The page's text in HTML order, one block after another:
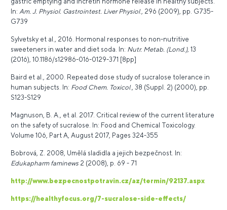
In: Am. J. Physiol. Gastrointest. Liver Physiol., 296 (2009), pp. G735-
G739
Sylvetsky et al., 2016. Hormonal responses to non-nutritive
sweeteners in water and diet soda. In: Nutr. Metab. (Lond.), 13
(2016), 10.1186/s12986-016-0129-371 [8pp]
Baird et al., 2000. Repeated dose study of sucralose tolerance in
human subjects. In: Food Chem. Toxicol., 38 (Suppl. 2) (2000), pp.
S123-S129
Magnuson, B. A., et al. 2017. Critical review of the current literature
on the safety of sucralose. In: Food and Chemical Toxicology.
Volume 106, Part A, August 2017, Pages 324-355
Bobrová, Z. 2008, Umělá sladidla a jejich bezpečnost. In:
Edukapharm faminews 2 (2008), p. 69 - 71
http://www.bezpecnostpotravin.cz/az/termin/92137.aspx
https://healthyfocus.org/7-sucralose-side-effects/